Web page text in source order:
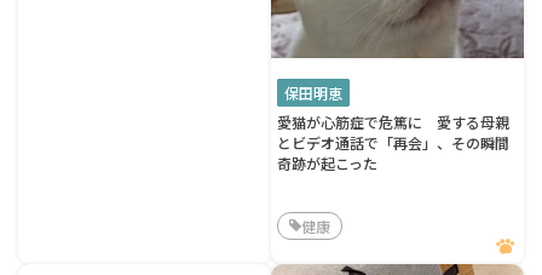
保田明恵
愛猫が心筋症で危篤に 愛する母親
とビデオ通話で「再会」、その瞬間
奇跡が起こった
健康